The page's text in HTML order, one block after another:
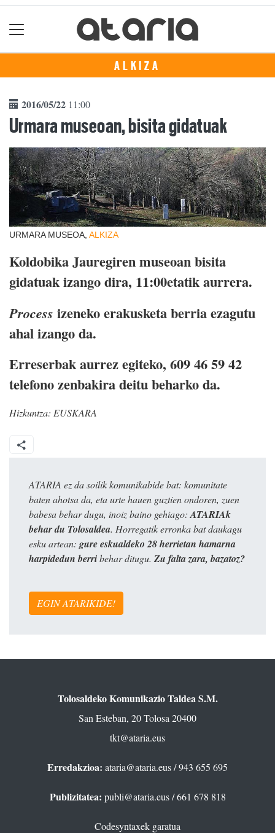
ALKIZA
2016/05/22 11:00
Urmara museoan, bisita gidatuak
URMARA MUSEOA, ALKIZA
Koldobika Jauregiren museoan bisita
gidatuak izango dira, 11:00etatik aurrera.
Process izeneko erakusketa berria ezagutu
ahal izango da.
Erreserbak aurrez egiteko, 609 46 59 42
telefono zenbakira deitu beharko da.
Hizkuntza: EUSKARA
ATARIA ez da soilik komunikabide bat: komunitate
baten ahotsa da, eta urte hauen guztien ondoren, zuen
babesa behar dugu, inoiz baino gehiago: ATARIAk
behar du Tolosaldea. Horregatik erronka bat daukagu
esku artean: gure eskualdeko 28 herrietan hamarna
harpidedun berribehar ditugu. Zu falta zara, bazatoz?
EGIN ATARIKIDE!
Tolosaldeko Komunikazio Taldea S.M.
San Esteban, 20 Tolosa 20400
tkt@ataria.eus
Erredakzioa: ataria@ataria.eus/ 943 655 695
Publizitatea: publi@ataria.eus/ 661 678 818
Codesyntaxek garatua